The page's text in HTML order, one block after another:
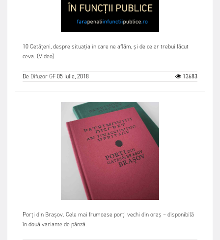
10 Cetățeni, despre situația în care ne aflăm, și de ce ar trebui făcut
ceva. (Video)
De Difuzor GF05 Iulie, 2018 13683
Porți din Brașov. Cele mai frumoase porți vechi din oraș – disponibilă
în două variante de pânză.